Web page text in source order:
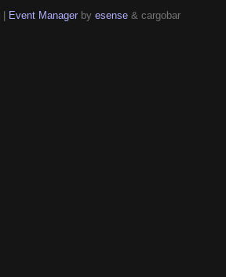
| Event Managerby esense& cargobar